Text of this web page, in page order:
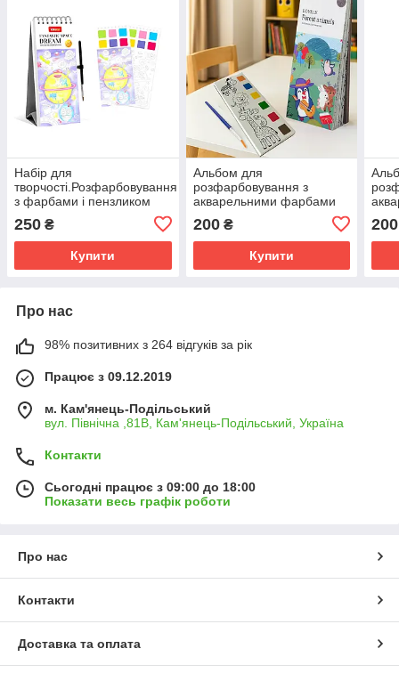
Набір для
творчості.Розфарбовування
з фарбами і пензликом
мольберт для малюків з
палітрою Keybaby,Space
250 ₴
Купити
Альбом для
розфарбовування з
акварельними фарбами
розмальовка з пензликом
для творчості "Forest
animals"
200₴
Купити
для
200
Про нас
98% позитивних з 264 відгуків за рік
Працює з 09.12.2019
м. Кам'янець-Подільський
вул. Північна ,81В, Кам'янець-Подільський, Україна
Контакти
Сьогодні працює з 09:00 до 18:00
Показати весь графік роботи
Про нас
Контакти
Доставка та оплата